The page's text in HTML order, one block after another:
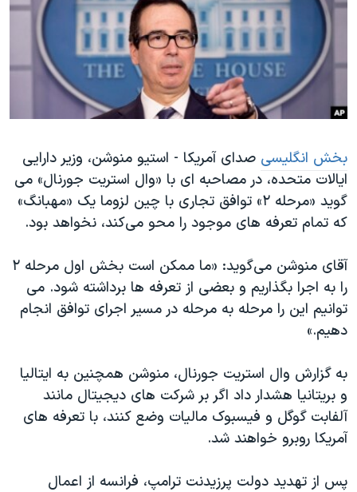
فرهنگ و زندگی
حقوق شهروندی
اقتصادی
علم و فناوری
گالری عکس
آرشیو پخش زنده
مستندها
انتخابات ریاست جمهوری آمریکا ۲۰۲۴
حمله جمهوری اسلامی به اسرائیل
رمز مهسا
اعتراضات زن، زندگی، آزادی
مجموعه مستندهای دادخواهی
تریبونال مردمی آبان ۹۸
چهل سال گروگان‌گیری
قانون شفافیت دارائی کادر رهبری ایران
اعتراضات مردمی آبان ۹۸
نرگس محمدی برنده جایزه نوبل صلح
همایش محافظه‌کاران آمریکا «سی‌پک»
صفحه‌های ویژه
سفر پرزیدنت ترامپ به چین
دنبال کنید
زبانهای مختلف
بخش انگلیسی صدای آمریکا - استیو منوشن، وزیر دارایی
ایالات متحده، در مصاحبه ای با «وال استریت جورنال» می
گوید «مرحله ۲» توافق تجاری با چین لزوما یک «مهبانگ»
که تمام تعرفه های موجود را محو می‌کند، نخواهد بود.
آقای منوشن می‌گوید: «ما ممکن است بخش اول مرحله ۲
را به اجرا بگذاریم و بعضی از تعرفه ها برداشته شود. می
توانیم این را مرحله به مرحله در مسیر اجرای توافق انجام
دهیم.»
به گزارش وال استریت جورنال، منوشن همچنین به ایتالیا
و بریتانیا هشدار داد اگر بر شرکت های دیجیتال مانند
آلفابت گوگل و فیسبوک مالیات وضع کنند، با تعرفه های
آمریکا روبرو خواهند شد.
پس از تهدید دولت پرزیدنت ترامپ، فرانسه از اعمال